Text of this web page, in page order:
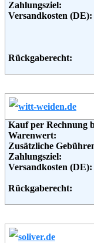
Informationen:
Fax:
Weiterführende
Informationen:
Zahlungsziel:
Versandkosten (DE):
Rückgaberecht:
Weitere
Adresse:
Soziale Kanäle:
Kauf per Rechnung
Warenwert:
Zusätzliche
Zahlungsziel:
Versandkosten (DE):
Rückgaberecht:
Weitere